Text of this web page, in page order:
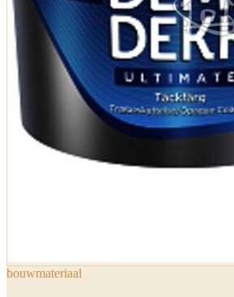
bouwmateriaal